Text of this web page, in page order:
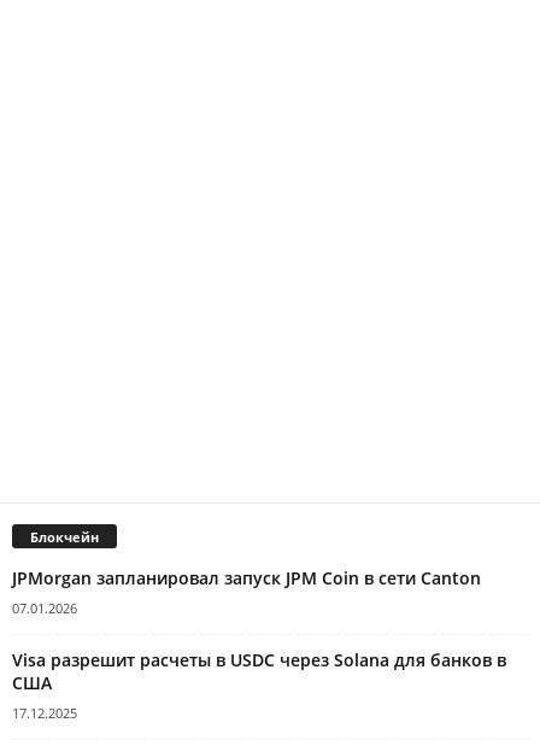
Блокчейн
JPMorgan запланировал запуск JPM Coin в сети Canton
07.01.2026
Visa разрешит расчеты в USDC через Solana для банков в
США
17.12.2025